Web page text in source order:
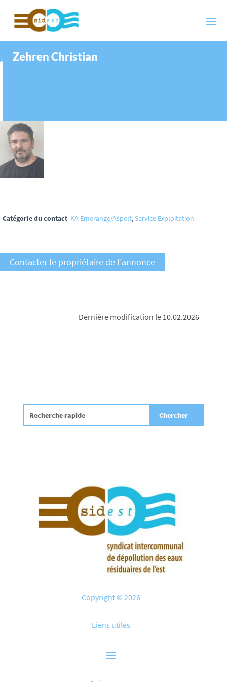
Zehren Christian
Catégorie du contact KA Emerange/Aspelt, Service Exploitation
Contacter le propriétaire de l'annonce
Dernière modification le 10.02.2026
Copyright © 2026
Liens utiles